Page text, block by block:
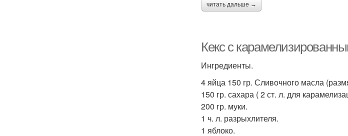
читать дальше →
Кекс с
Ингредиенты.
4 яйца 150 гр. Сливочного масла
150 гр. сахара ( 2 ст. л. для
200 гр. муки.
1 ч. л. разрыхлителя.
1 яблоко.